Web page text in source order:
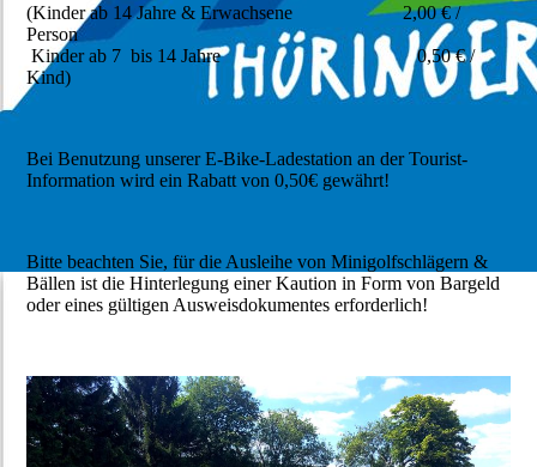
(Kinder ab 14 Jahre & Erwachsene 2,00 € /
Person
Kinder ab 7 bis 14 Jahre 0,50 € /
Kind)
Bei Benutzung unserer E-Bike-Ladestation an der Tourist-
Information wird ein Rabatt von 0,50€ gewährt!
Bitte beachten Sie, für die Ausleihe von Minigolfschlägern &
Bällen ist die Hinterlegung einer Kaution in Form von Bargeld
oder eines gültigen Ausweisdokumentes erforderlich!